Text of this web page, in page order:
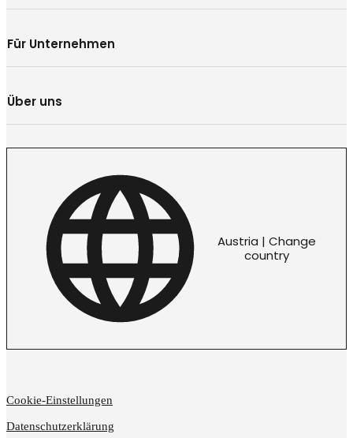
Für Unternehmen
Über uns
Austria | Change
country
Cookie-Einstellungen
Datenschutzerklärung